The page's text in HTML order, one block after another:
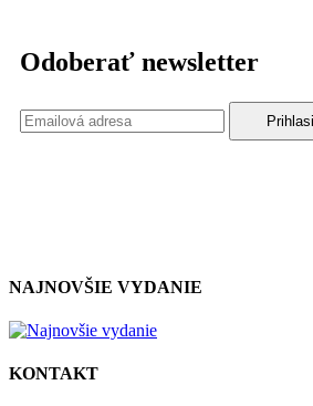
Odoberať newsletter
NAJNOVŠIE VYDANIE
KONTAKT